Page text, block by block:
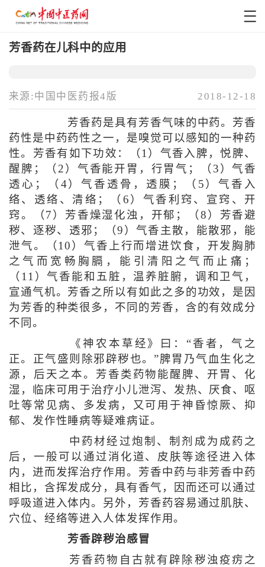
芳香药在儿科中的应用
来源:中国中医药报4版 2018-12-18
芳香药是具有芳香气味的中药。芳香
药性是中药药性之一，是嗅觉可以感知的一种药
性。芳香有如下功效：（1）气香入脾，悦脾、
醒脾；（2）气香能开胃，行胃气；（3）气香
透心；（4）气香透骨，透膜；（5）气香入
络、透络、清络；（6）气香利窍、宣窍、开
窍。（7）芳香燥湿化浊，开郁；（8）芳香避
秽、逐秽、透邪；（9）气香主散，能散邪，能
泄气。（10）气香上行而增进饮食，开发胸肺
之气而宽畅胸膈，能引清阳之气而止痛；
（11）气香能和五脏，温养脏腑，调和卫气，
宣通气机。芳香之所以有如此之多的功效，是因
为芳香的种类很多，不同的芳香，含的有效成分
不同。
《神农本草经》曰：“香者，气之
正。正气盛则除邪辟秽也。”脾胃乃气血生化之
源，后天之本。芳香类药物能醒脾、开胃、化
湿，临床可用于治疗小儿泄泻、发热、厌食、呕
吐等常见病、多发病，又可用于神昏惊厥、抑
郁、发作性睡病等疑难病证。
中药材经过炮制、制剂成为成药之
后，一般可以通过消化道、皮肤等途径进入体
内，进而发挥治疗作用。芳香中药与非芳香中药
相比，含挥发成分，具有香气，因而还可以通过
呼吸道进入体内。另外，芳香药容易通过肌肤、
穴位、经络等进入人体发挥作用。
芳香辟秽治感冒
芳香药物自古就有辟除秽浊疫疠之